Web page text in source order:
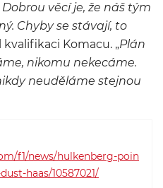
věcí je, že náš tým
Chyby se stávají, to
Komacu. „Plán
nikomu nekecáme.
neuděláme stejnou
f1/news/hulkenberg-poin
haas/10587021/